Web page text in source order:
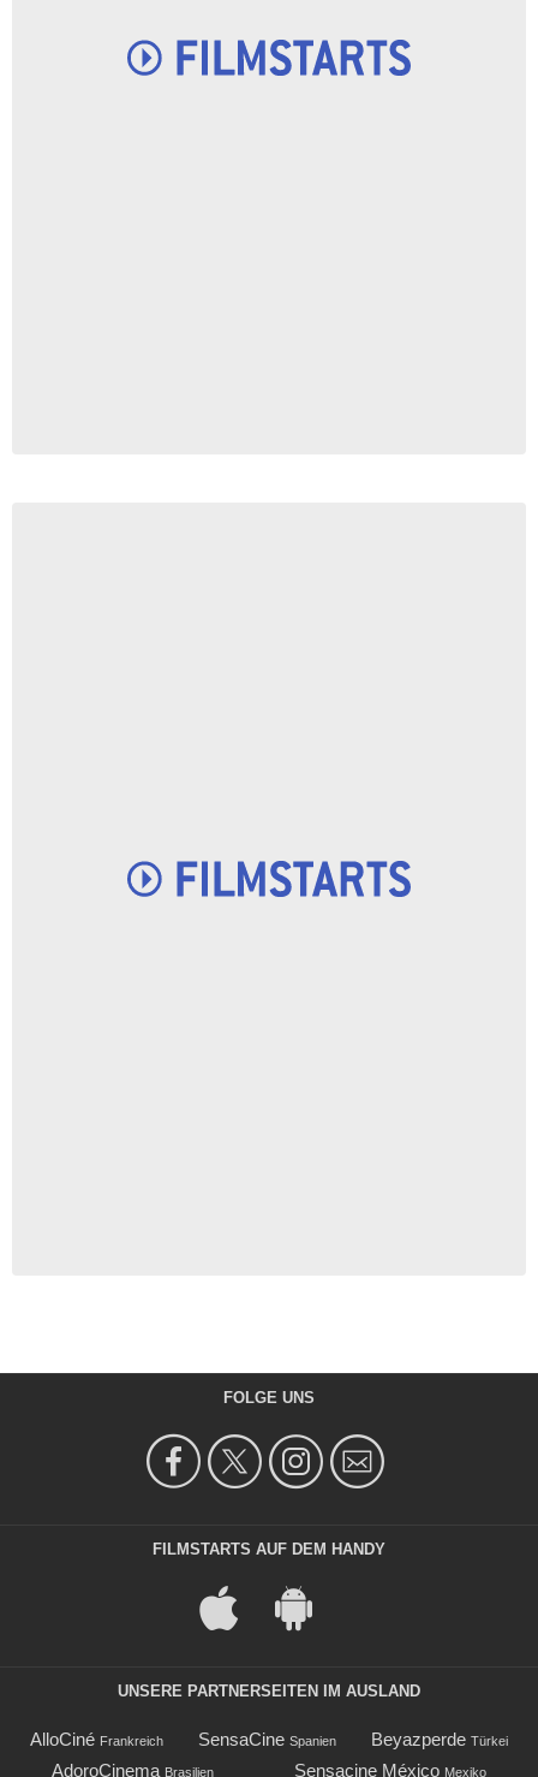
FOLGE UNS
FILMSTARTS AUF DEM HANDY
UNSERE PARTNERSEITEN IM AUSLAND
AlloCiné Frankreich SensaCine Spanien Beyazperde Türkei
AdoroCinema Brasilien Sensacine México Mexiko